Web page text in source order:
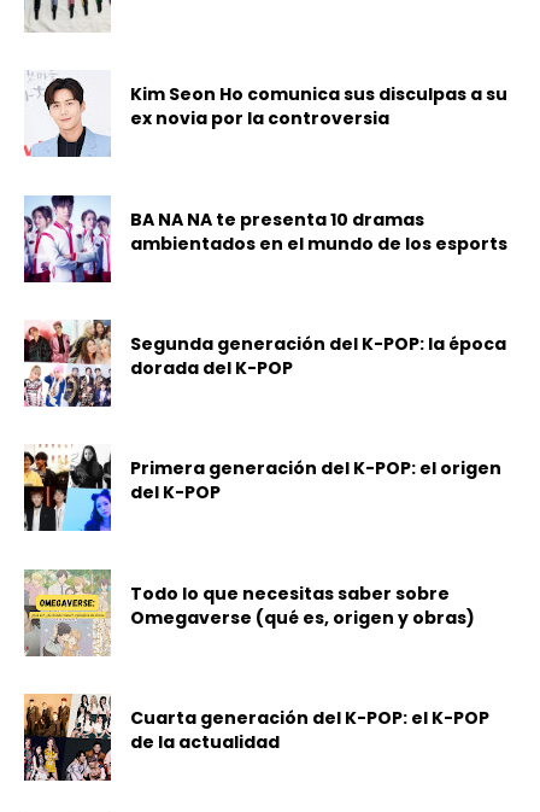
Kim Seon Ho comunica sus disculpas a su
ex novia por la controversia
BA NA NA te presenta 10 dramas
ambientados en el mundo de los esports
Segunda generación del K-POP: la época
dorada del K-POP
Primera generación del K-POP: el origen
del K-POP
Todo lo que necesitas saber sobre
Omegaverse (qué es, origen y obras)
Cuarta generación del K-POP: el K-POP
de la actualidad